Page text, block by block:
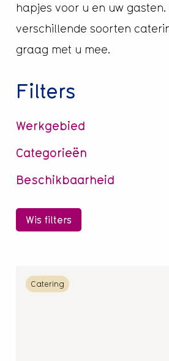
hapjes voor u en uw
verschillende soorten
graag met u mee.
Filters
Werkgebied
Categorieën
Beschikbaarheid
Wis filters
Catering
Lees
meer